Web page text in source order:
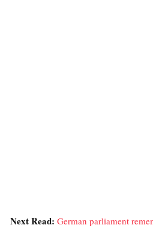
Next Read: German parliament